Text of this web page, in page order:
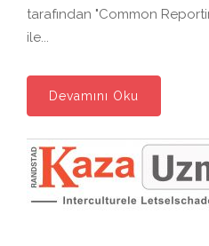
tarafından "Common
ile...
Devamını Oku